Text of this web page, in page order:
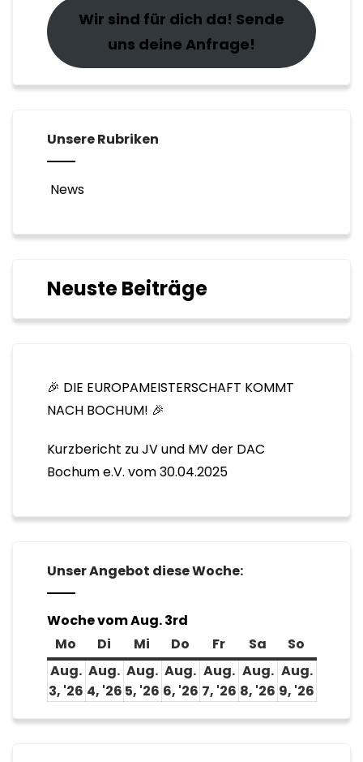
Wir sind für dich da! Sende
uns deine Anfrage!
Unsere Rubriken
News
Neuste Beiträge
🎉 DIE EUROPAMEISTERSCHAFT KOMMT
NACH BOCHUM! 🎉
Kurzbericht zu JV und MV der DAC
Bochum e.V. vom 30.04.2025
Unser Angebot diese Woche:
Woche vom Aug. 3rd
Mo Montag
Di Dienstag
Mi Mittwoch
Do Donnerstag
FrFreitag
Sa Samstag
So
Aug.
3, '26 3.
Aug.
4, '26 4.
Aug.
5, '26 5.
Aug.
6, '26 6.
Aug.
7, '26 7.
Aug.
8, '26 8.
Aug.
9, '26